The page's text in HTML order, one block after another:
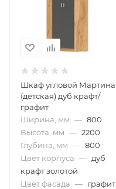
Шкаф угловой Мартина
(детская) дуб крафт/
графит
Ширина, мм — 800
Высота, мм — 2200
Глубина, мм — 800
Цвет корпуса — дуб
крафт золотой
Цвет фасада — графит